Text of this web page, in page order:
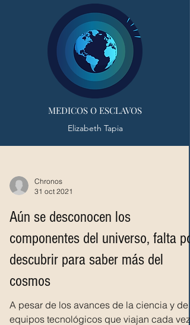
MEDICOS O ESCLAVOS
Elizabeth Tapia
Chronos
31 oct 2021
Aún se desconocen los
componentes del universo, falta por
descubrir para saber más del
cosmos
A pesar de los avances de la ciencia y de
equipos tecnológicos que viajan cada vez